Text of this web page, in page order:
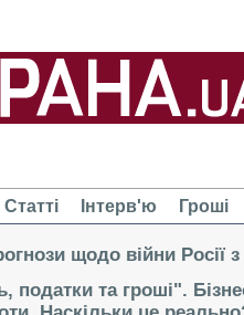
Статті Інтерв'ю Гроші
щодо війни Росії
податки та гроші".